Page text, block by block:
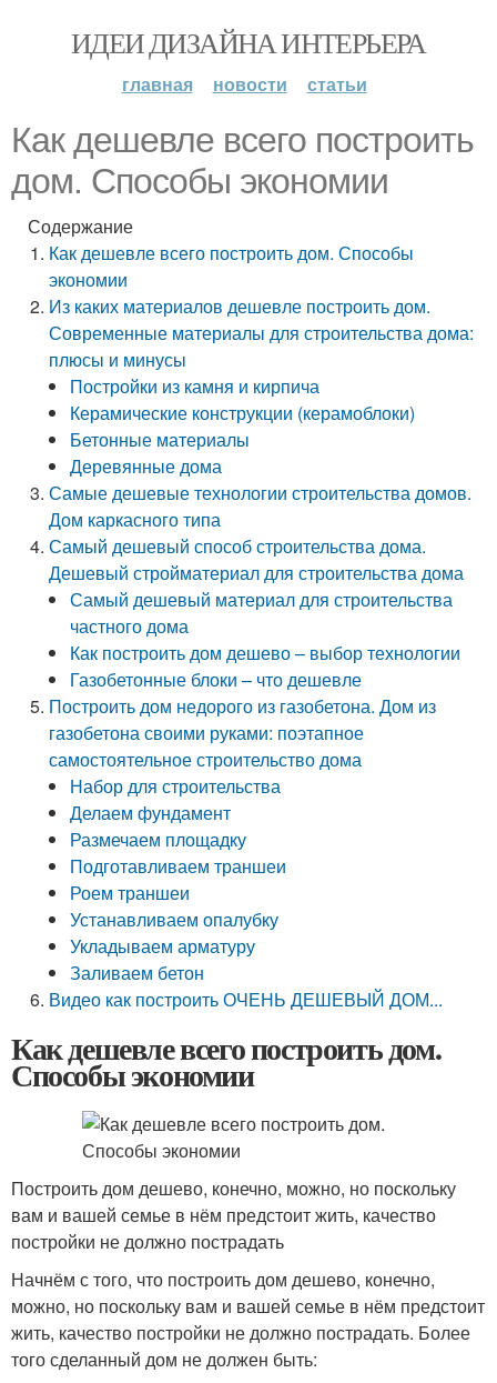
ИДЕИ ДИЗАЙНА ИНТЕРЬЕРА
главная новости статьи
Как дешевле всего построить
дом. Способы экономии
Содержание
Как дешевле всего построить дом. Способы
экономии
Из каких материалов дешевле построить дом.
Современные материалы для строительства дома:
плюсы и минусы
Постройки из камня и кирпича
Керамические конструкции (керамоблоки)
Бетонные материалы
Деревянные дома
Самые дешевые технологии строительства домов.
Дом каркасного типа
Самый дешевый способ строительства дома.
Дешевый стройматериал для строительства дома
Самый дешевый материал для строительства
частного дома
Как построить дом дешево – выбор технологии
Газобетонные блоки – что дешевле
Построить дом недорого из газобетона. Дом из
газобетона своими руками: поэтапное
самостоятельное строительство дома
Набор для строительства
Делаем фундамент
Размечаем площадку
Подготавливаем траншеи
Роем траншеи
Устанавливаем опалубку
Укладываем арматуру
Заливаем бетон
Видео как построить ОЧЕНЬ ДЕШЕВЫЙ ДОМ...
Как дешевле всего построить дом.
Способы экономии
Построить дом дешево, конечно, можно, но поскольку
вам и вашей семье в нём предстоит жить, качество
постройки не должно пострадать
Начнём с того, что построить дом дешево, конечно,
можно, но поскольку вам и вашей семье в нём предстоит
жить, качество постройки не должно пострадать. Более
того сделанный дом не должен быть: